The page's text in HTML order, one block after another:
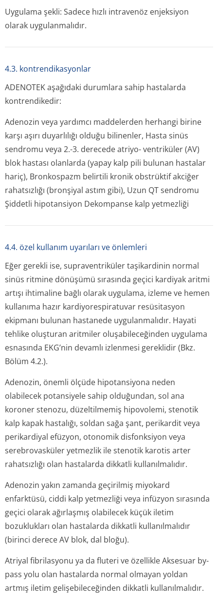
Uygulama şekli: Sadece hızlı intravenöz enjeksiyon
olarak uygulanmalıdır.
4.3. kontrendikasyonlar
ADENOTEK aşağıdaki durumlara sahip hastalarda
kontrendikedir:
Adenozin veya yardımcı maddelerden herhangi birine
karşı aşırı duyarlılığı olduğu bilinenler, Hasta sinüs
sendromu veya 2.-3. derecede atriyo- ventriküler (AV)
blok hastası olanlarda (yapay kalp pili bulunan hastalar
hariç), Bronkospazm belirtili kronik obstrüktif akciğer
rahatsızlığı (bronşiyal astım gibi), Uzun QT sendromu
Şiddetli hipotansiyon Dekompanse kalp yetmezliği
4.4. özel kullanım uyarıları ve önlemleri
Eğer gerekli ise, supraventriküler taşikardinin normal
sinüs ritmine dönüşümü sırasında geçici kardiyak aritmi
artışı ihtimaline bağlı olarak uygulama, izleme ve hemen
kullanıma hazır kardiyorespiratuvar resüsitasyon
ekipmanı bulunan hastanede uygulanmalıdır. Hayati
tehlike oluşturan aritmiler oluşabileceğinden uygulama
esnasında EKG’nin devamlı izlenmesi gereklidir (Bkz.
Bölüm 4.2.).
Adenozin, önemli ölçüde hipotansiyona neden
olabilecek potansiyele sahip olduğundan, sol ana
koroner stenozu, düzeltilmemiş hipovolemi, stenotik
kalp kapak hastalığı, soldan sağa şant, perikardit veya
perikardiyal efüzyon, otonomik disfonksiyon veya
serebrovasküler yetmezlik ile stenotik karotis arter
rahatsızlığı olan hastalarda dikkatli kullanılmalıdır.
Adenozin yakın zamanda geçirilmiş miyokard
enfarktüsü, ciddi kalp yetmezliği veya infüzyon sırasında
geçici olarak ağırlaşmış olabilecek küçük iletim
bozuklukları olan hastalarda dikkatli kullanılmalıdır
(birinci derece AV blok, dal bloğu).
Atriyal fibrilasyonu ya da fluteri ve özellikle Aksesuar by-
pass yolu olan hastalarda normal olmayan yoldan
artmış iletim gelişebileceğinden dikkatli kullanılmalıdır.